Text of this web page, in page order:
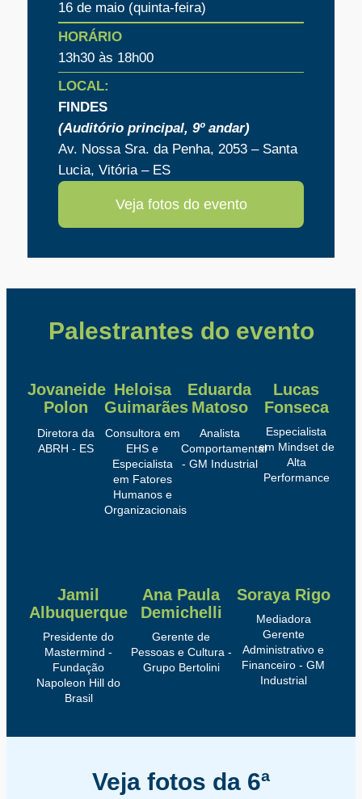
16 de maio (quinta-feira)
HORÁRIO
13h30 às 18h00
LOCAL:
FINDES
(Auditório principal, 9º andar)
Av. Nossa Sra. da Penha, 2053 – Santa
Lucia, Vitória – ES
Veja fotos do evento
Palestrantes do evento
Jovaneide
Polon
Diretora da
ABRH - ES
Heloisa
Guimarães
Consultora em
EHS e
Especialista
em Fatores
Humanos e
Organizacionais
Eduarda
Matoso
Analista
Comportamental
- GM Industrial
Lucas
Fonseca
Especialista
em Mindset de
Alta
Performance
Jamil
Albuquerque
Presidente do
Mastermind -
Fundação
Napoleon Hill do
Brasil
Ana Paula
Demichelli
Gerente de
Pessoas e Cultura -
Grupo Bertolini
Soraya Rigo
Mediadora
Gerente
Administrativo e
Financeiro - GM
Industrial
Veja fotos da 6ª